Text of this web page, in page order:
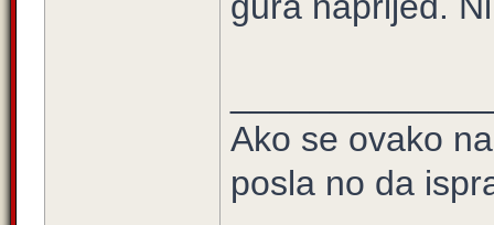
Ako se ovako
posla no da